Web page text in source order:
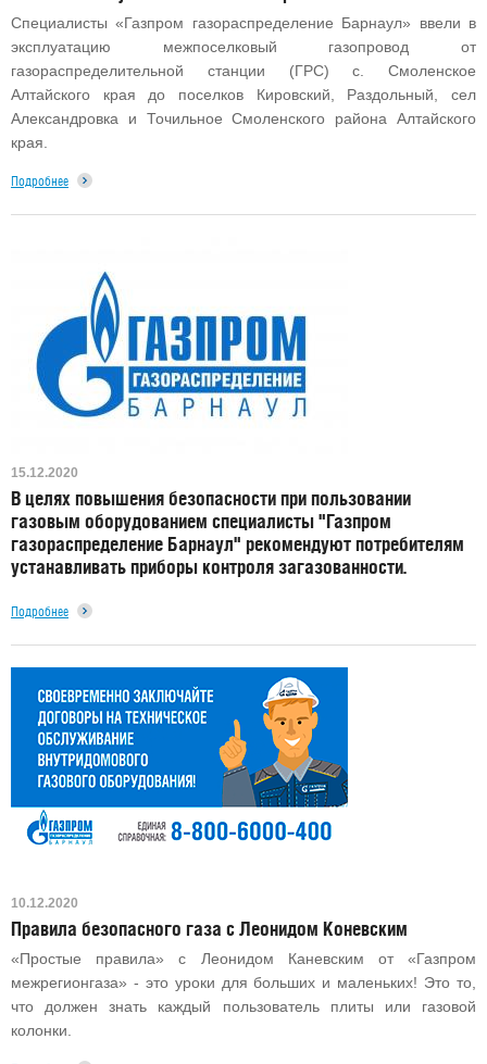
Специалисты «Газпром газораспределение Барнаул» ввели в
эксплуатацию межпоселковый газопровод от
газораспределительной станции (ГРС) с. Смоленское
Алтайского края до поселков Кировский, Раздольный, сел
Александровка и Точильное Смоленского района Алтайского
края.
Подробнее
15.12.2020
В целях повышения безопасности при пользовании
газовым оборудованием специалисты "Газпром
газораспределение Барнаул" рекомендуют потребителям
устанавливать приборы контроля загазованности.
Подробнее
10.12.2020
Правила безопасного газа с Леонидом Коневским
«Простые правила» с Леонидом Каневским от «Газпром
межрегионгаза» - это уроки для больших и маленьких! Это то,
что должен знать каждый пользователь плиты или газовой
колонки.